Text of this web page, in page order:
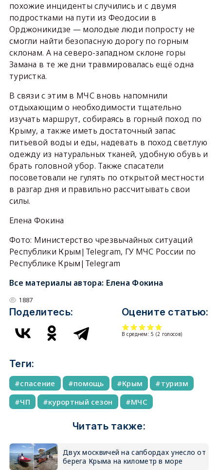
похожие инциденты случились и с двумя
подростками на пути из Феодосии в
Орджоникидзе — молодые люди попросту не
смогли найти безопасную дорогу по горным
склонам. А на северо-западном склоне горы
Замана в те же дни травмировалась ещё одна
туристка.
В связи с этим в МЧС вновь напомнили
отдыхающим о необходимости тщательно
изучать маршрут, собираясь в горный поход по
Крыму, а также иметь достаточный запас
питьевой воды и еды, надевать в поход светлую
одежду из натуральных тканей, удобную обувь и
брать головной убор. Также спасатели
посоветовали не гулять по открытой местности
в разгар дня и правильно рассчитывать свои
силы.
Елена Фокина
Фото: Министерство чрезвычайных ситуаций
Республики Крым|Telegram, ГУ МЧС России по
Республике Крым|Telegram
Все материалы автора: Елена Фокина
1887
Поделитесь: Оцените статью:
В среднем:5 (2 голосов)
Теги:
спасение помощь Крым
туризм
ЧП
курортный сезон МЧС
Читать также:
Двух москвичей на сапбордах унесло от
берега Крыма на километр в море